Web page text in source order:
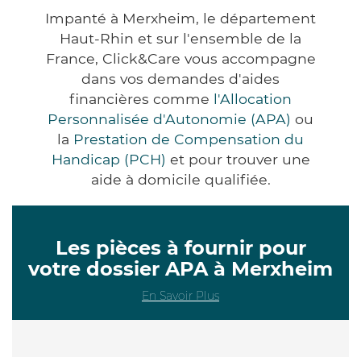
Impanté à Merxheim, le département
Haut-Rhin et sur l'ensemble de la
France, Click&Care vous accompagne
dans vos demandes d'aides
financières comme l'Allocation
Personnalisée d'Autonomie (APA) ou
la Prestation de Compensation du
Handicap (PCH) et pour trouver une
aide à domicile qualifiée.
Les pièces à fournir pour
votre dossier APA à Merxheim
En Savoir Plus